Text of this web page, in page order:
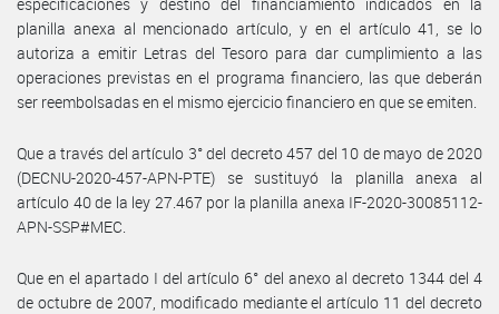
planilla anexa al mencionado artículo, y en el artículo 41, se lo
autoriza a emitir Letras del Tesoro para dar cumplimiento a las
operaciones previstas en el programa financiero, las que deberán
ser reembolsadas en el mismo ejercicio financiero en que se emiten.
Que a través del artículo 3° del decreto 457 del 10 de mayo de 2020
(DECNU-2020-457-APN-PTE) se sustituyó la planilla anexa al
artículo 40 de la ley 27.467 por la planilla anexa IF-2020-30085112-
APN-SSP#MEC.
Que en el apartado I del artículo 6° del anexo al decreto 1344 del 4
de octubre de 2007, modificado mediante el artículo 11 del decreto